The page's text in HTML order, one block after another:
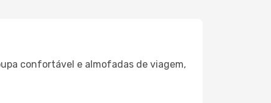
confortável e almofadas de viagem,